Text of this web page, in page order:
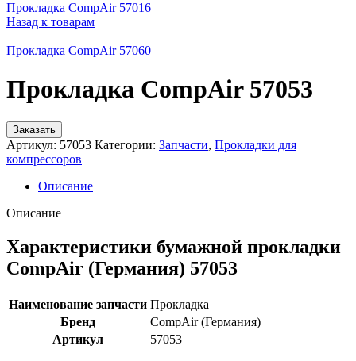
Прокладка CompAir 57016
Назад к товарам
Прокладка CompAir 57060
Прокладка CompAir 57053
Заказать
Артикул: 57053 Категории: Запчасти, Прокладки для
компрессоров
Описание
Описание
Характеристики бумажной прокладки
CompAir (Германия) 57053
Наименование запчасти Прокладка
Бренд
CompAir (Германия)
Артикул
57053